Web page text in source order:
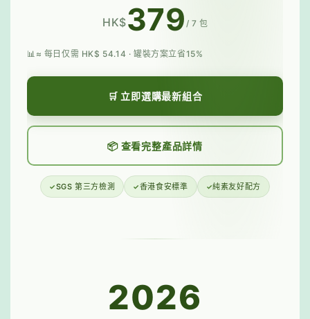
HK$379 / 7 包
≈ 每日仅需 HK$ 54.14 · 罐裝方案立省15%
🛒 立即選購最新組合
📦 查看完整產品詳情
SGS 第三方檢測 香港食安標準 純素友好配方
2026